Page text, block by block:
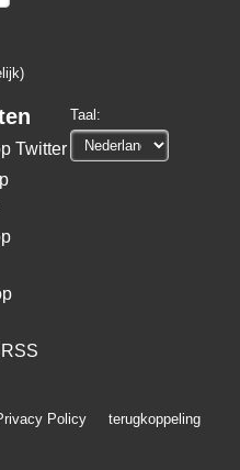
Twitter
Taal:
Policy terugkoppeling